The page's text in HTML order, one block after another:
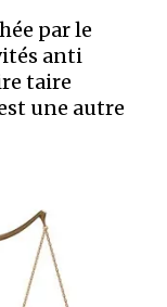
par le
anti
taire
une autre